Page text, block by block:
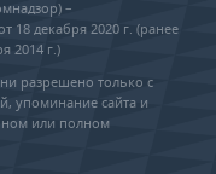
–
декабря 2020 г. (ранее
2014 г.)
разрешено только с
упоминание сайта и
или полном